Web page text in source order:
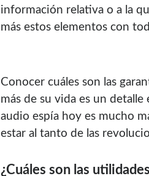
información relativa o a la
más estos elementos con
Conocer cuáles son las
más de su vida es un
audio espía hoy es mucho
estar al tanto de las
¿Cuáles son las